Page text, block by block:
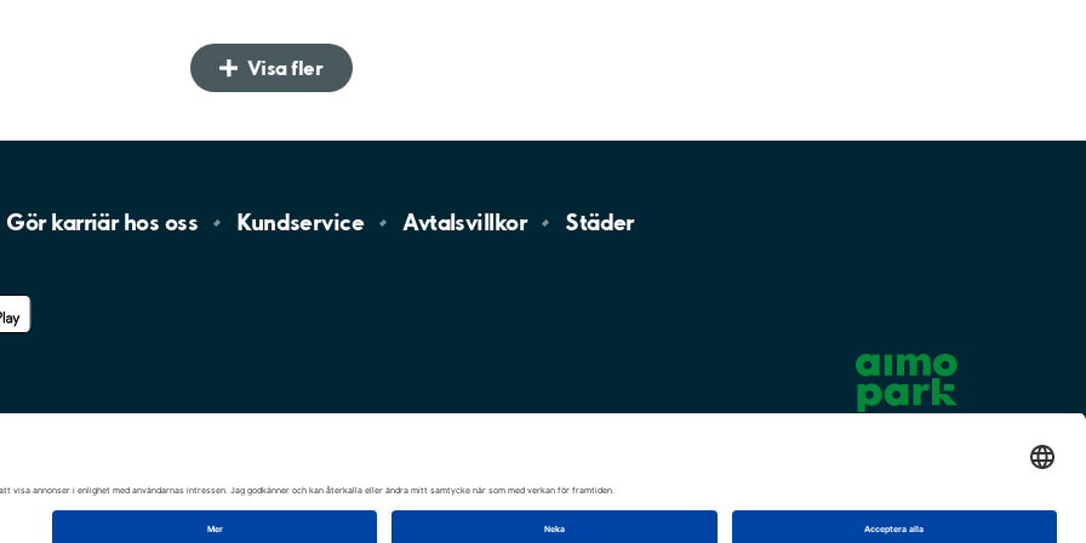
Visa fler
Gör karriär hos oss Kundservice Avtalsvillkor Städer